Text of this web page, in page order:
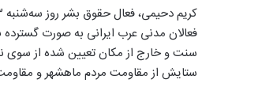
فعالان مدنی عرب ایرانی به صورت
سنت و خارج از مکان تعیین شده از سوی
ستایش از مقاومت مردم ماهشهر و